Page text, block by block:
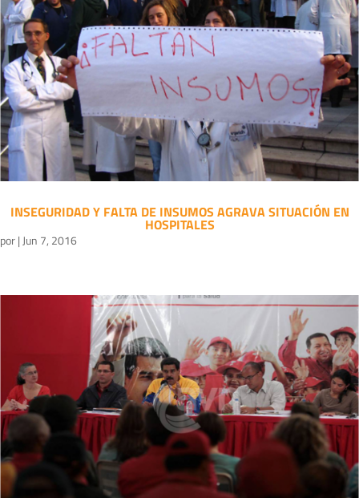
INSEGURIDAD Y FALTA DE INSUMOS AGRAVA SITUACIÓN EN
HOSPITALES
por|Jun 7, 2016